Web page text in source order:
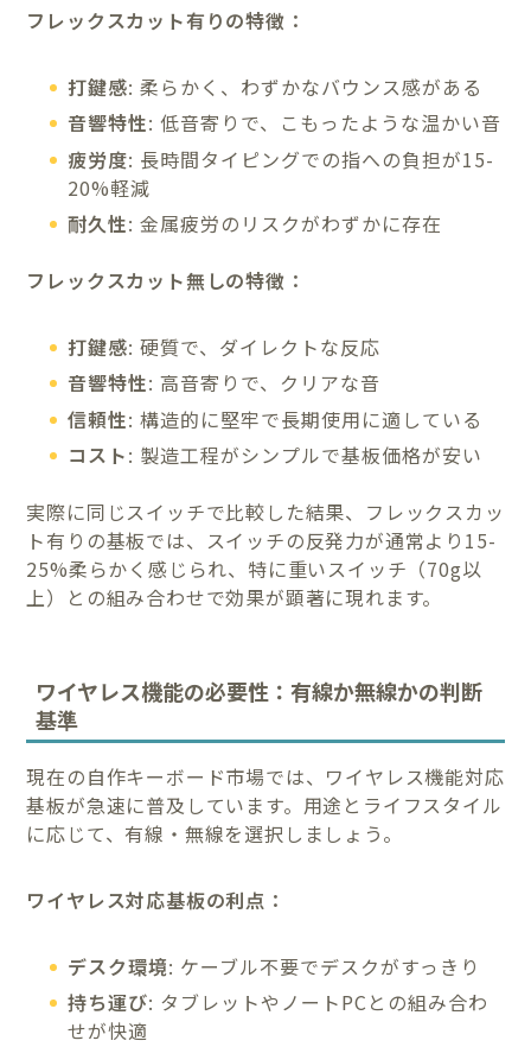
フレックスカット有りの特徴：
打鍵感: 柔らかく、わずかなバウンス感がある
音響特性: 低音寄りで、こもったような温かい音
疲労度: 長時間タイピングでの指への負担が15-
20%軽減
耐久性: 金属疲労のリスクがわずかに存在
フレックスカット無しの特徴：
打鍵感: 硬質で、ダイレクトな反応
音響特性: 高音寄りで、クリアな音
信頼性: 構造的に堅牢で長期使用に適している
コスト: 製造工程がシンプルで基板価格が安い
実際に同じスイッチで比較した結果、フレックスカッ
ト有りの基板では、スイッチの反発力が通常より15-
25%柔らかく感じられ、特に重いスイッチ（70g以
上）との組み合わせで効果が顕著に現れます。
ワイヤレス機能の必要性：有線か無線かの判断
基準
現在の自作キーボード市場では、ワイヤレス機能対応
基板が急速に普及しています。用途とライフスタイル
に応じて、有線・無線を選択しましょう。
ワイヤレス対応基板の利点：
デスク環境: ケーブル不要でデスクがすっきり
持ち運び: タブレットやノートPCとの組み合わ
せが快適